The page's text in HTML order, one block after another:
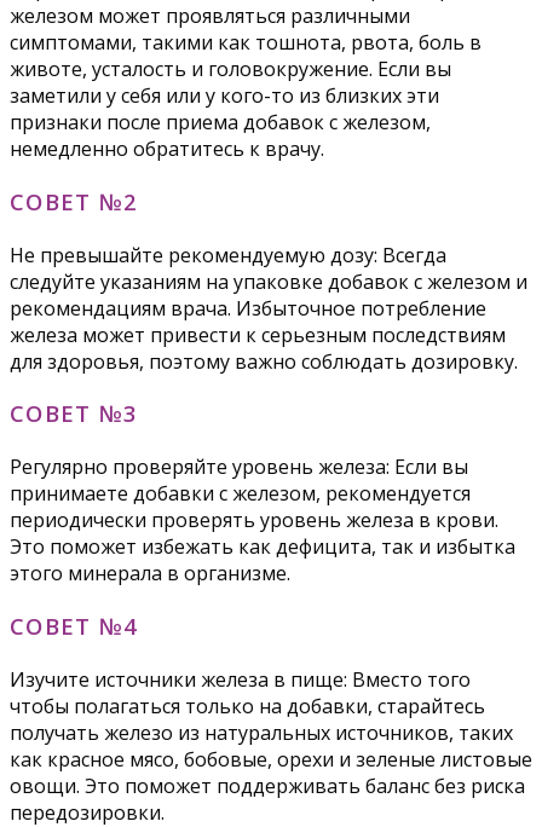
железом может проявляться различными
симптомами, такими как тошнота, рвота, боль в
животе, усталость и головокружение. Если вы
заметили у себя или у кого-то из близких эти
признаки после приема добавок с железом,
немедленно обратитесь к врачу.
СОВЕТ №2
Не превышайте рекомендуемую дозу: Всегда
следуйте указаниям на упаковке добавок с железом и
рекомендациям врача. Избыточное потребление
железа может привести к серьезным последствиям
для здоровья, поэтому важно соблюдать дозировку.
СОВЕТ №3
Регулярно проверяйте уровень железа: Если вы
принимаете добавки с железом, рекомендуется
периодически проверять уровень железа в крови.
Это поможет избежать как дефицита, так и избытка
этого минерала в организме.
СОВЕТ №4
Изучите источники железа в пище: Вместо того
чтобы полагаться только на добавки, старайтесь
получать железо из натуральных источников, таких
как красное мясо, бобовые, орехи и зеленые листовые
овощи. Это поможет поддерживать баланс без риска
передозировки.